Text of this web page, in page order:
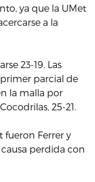
ya que la UMet
a la
23-19. Las
parcial de
la malla por
25-21.
fueron Ferrer y
perdida con